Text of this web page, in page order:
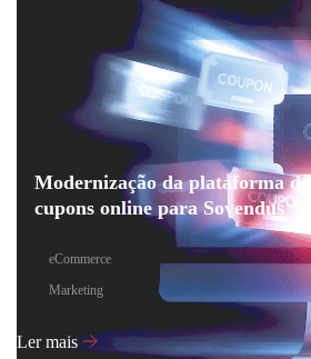
Modernização da plataforma de
cupons online para Sovendus
eCommerce
Marketing
Ler mais